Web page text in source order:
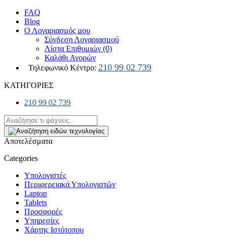
FAQ
Blog
Ο Λογαριασμός μου
Σύνδεση Λογαριασμού
Λίστα Επιθυμιών (0)
Καλάθι Αγορών
Τηλεφωνικό Κέντρο: 210 99 02 739
ΚΑΤΗΓΟΡΙΕΣ
210 99 02 739
Αποτελέσματα
Categories
Υπολογιστές
Περιφερειακά Υπολογιστών
Laptop
Tablets
Προσφορές
Υπηρεσίες
Χάρτης Ιστότοπου